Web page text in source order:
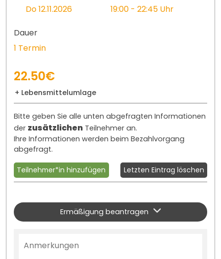
Do 12.11.2026
19:00 - 22:45 Uhr
Dauer
1 Termin
22.50€
+ Lebensmittelumlage
Bitte geben Sie alle unten abgefragten Informationen
der zusätzlichen Teilnehmer an.
Ihre Informationen werden beim Bezahlvorgang
abgefragt.
Teilnehmer*in hinzufügen Letzten Eintrag löschen
Ermäßigung beantragen